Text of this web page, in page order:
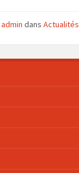
admin dans Actualités